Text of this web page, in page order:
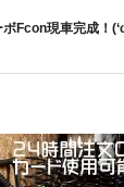
Fcon現車完成！